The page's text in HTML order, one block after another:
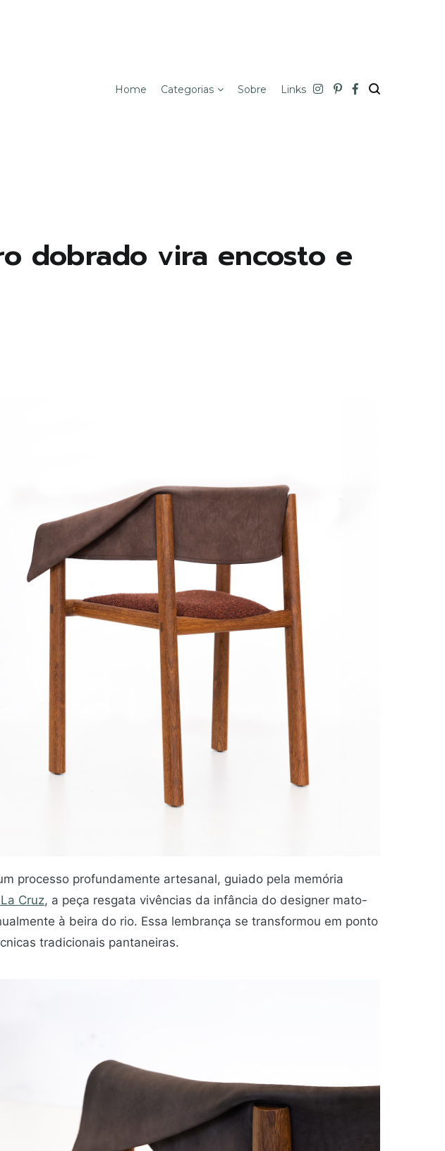
Home Categorias Sobre Links
dobrado vira encosto e
processo profundamente artesanal, guiado pela memória
Cruz, a peça resgata vivências da infância do designer mato-
à beira do rio. Essa lembrança se transformou em ponto
tradicionais pantaneiras.